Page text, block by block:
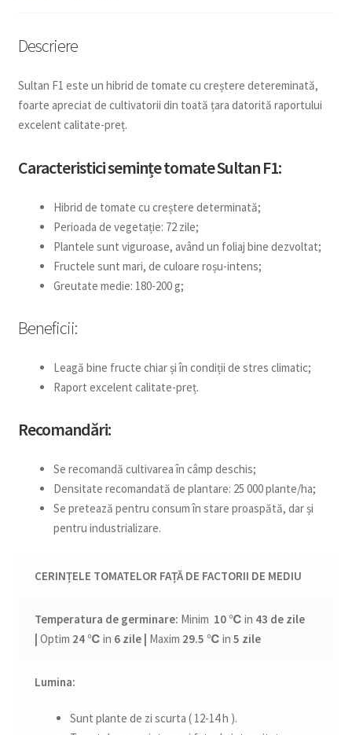
Descriere
Sultan F1 este un hibrid de tomate cu creștere detereminată,
foarte apreciat de cultivatorii din toată țara datorită raportului
excelent calitate-preț.
Caracteristici semințe tomate Sultan F1:
Hibrid de tomate cu creștere determinată;
Perioada de vegetație: 72 zile;
Plantele sunt viguroase, având un foliaj bine dezvoltat;
Fructele sunt mari, de culoare roșu-intens;
Greutate medie: 180-200 g;
Beneficii:
Leagă bine fructe chiar și în condiții de stres climatic;
Raport excelent calitate-preț.
Recomandări:
Se recomandă cultivarea în câmp deschis;
Densitate recomandată de plantare: 25 000 plante/ha;
Se pretează pentru consum în stare proaspătă, dar și
pentru industrializare.
CERINȚELE TOMATELOR FAȚĂ DE FACTORII DE MEDIU
Temperatura de germinare: Minim 10 ℃ in 43 de zile
Optim 24 ℃ in 6 zile | Maxim 29.5 ℃ in 5 zile
Lumina:
Sunt plante de zi scurta ( 12-14 h ).